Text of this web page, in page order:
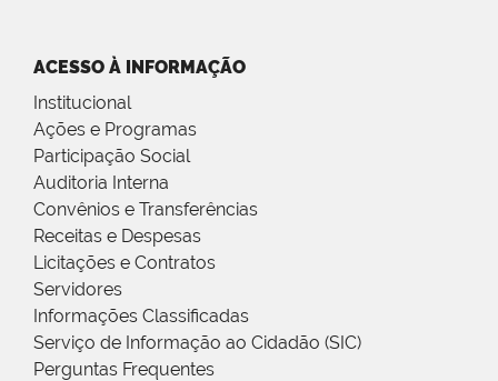
ACESSO À INFORMAÇÃO
Institucional
Ações e Programas
Participação Social
Auditoria Interna
Convênios e Transferências
Receitas e Despesas
Licitações e Contratos
Servidores
Informações Classificadas
Serviço de Informação ao Cidadão (SIC)
Perguntas Frequentes